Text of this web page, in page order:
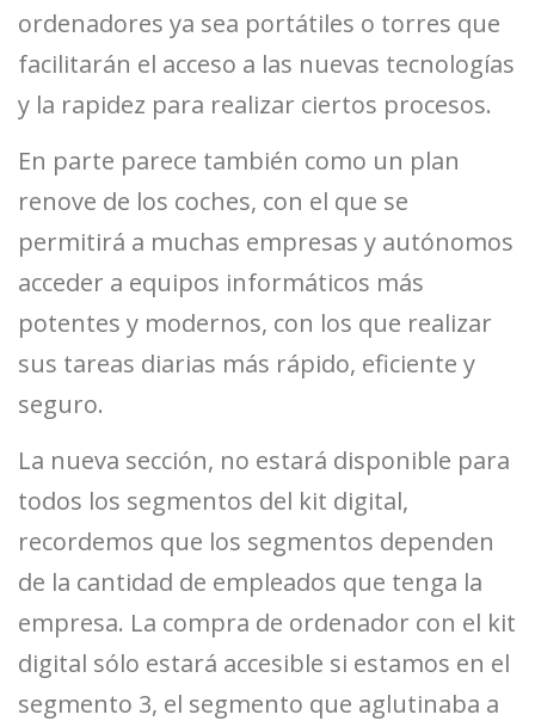
ordenadores ya sea portátiles o torres que
facilitarán el acceso a las nuevas tecnologías
y la rapidez para realizar ciertos procesos.
En parte parece también como un plan
renove de los coches, con el que se
permitirá a muchas empresas y autónomos
acceder a equipos informáticos más
potentes y modernos, con los que realizar
sus tareas diarias más rápido, eficiente y
seguro.
La nueva sección, no estará disponible para
todos los segmentos del kit digital,
recordemos que los segmentos dependen
de la cantidad de empleados que tenga la
empresa. La compra de ordenador con el kit
digital sólo estará accesible si estamos en el
segmento 3, el segmento que aglutinaba a